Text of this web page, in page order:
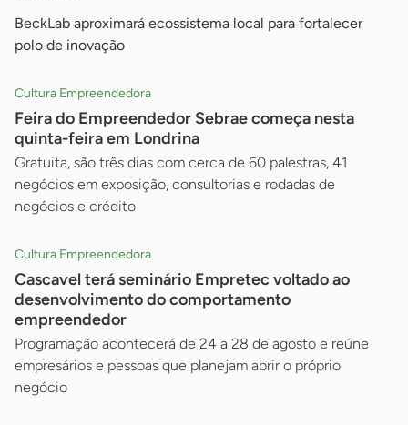
BeckLab aproximará ecossistema local para fortalecer
polo de inovação
Cultura Empreendedora
Feira do Empreendedor Sebrae começa nesta
quinta-feira em Londrina
Gratuita, são três dias com cerca de 60 palestras, 41
negócios em exposição, consultorias e rodadas de
negócios e crédito
Cultura Empreendedora
Cascavel terá seminário Empretec voltado ao
desenvolvimento do comportamento
empreendedor
Programação acontecerá de 24 a 28 de agosto e reúne
empresários e pessoas que planejam abrir o próprio
negócio